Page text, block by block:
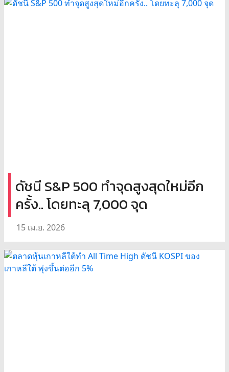
ดัชนี S&P 500 ทำจุดสูงสุดใหม่อีก
ครั้ง.. โดยทะลุ 7,000 จุด
15 เม.ย. 2026